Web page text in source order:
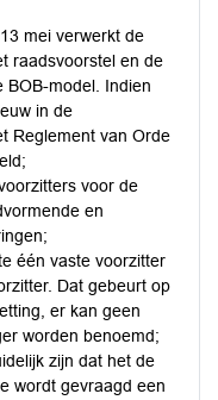
mei verwerkt de
raadsvoorstel en de
BOB-model. Indien
in de
Reglement van Orde
voor de
en
één vaste voorzitter
Dat gebeurt op
er kan geen
worden benoemd;
zijn dat het de
wordt gevraagd een